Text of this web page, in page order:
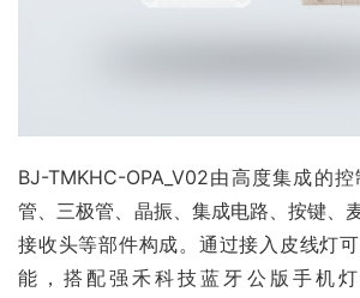
BJ-TMKHC-OPA_V02由高度集成的
管、三极管、晶振、集成电路、按键、
接收头等部件构成。通过接入皮线灯
能，搭配强禾科技蓝牙公版手机